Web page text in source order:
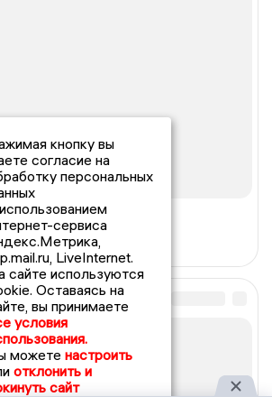
кнопку вы
согласие на
персональных
сервиса
LiveInternet.
сайте используются
Оставаясь на
вы принимаете
условия
можете настроить
отклонить и
сайт